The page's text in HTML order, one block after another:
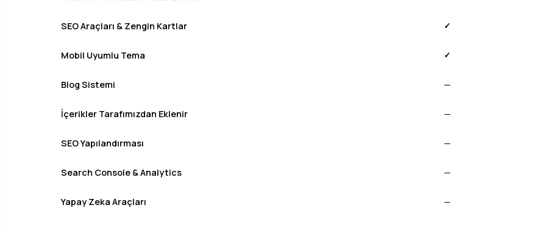
SEO Araçları & Zengin Kartlar ✓
Mobil Uyumlu Tema ✓
Blog Sistemi —
İçerikler Tarafımızdan Eklenir —
SEO Yapılandırması —
Search Console & Analytics —
Yapay Zeka Araçları —